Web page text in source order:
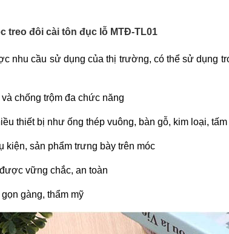
treo đôi cài tôn đục lỗ MTĐ-TL01
nhu cầu sử dụng của thị trường, có thể sử dụng
chống trộm đa chức năng
thiết bị như ống thép vuông, bàn gỗ, kim loại,
kiện, sản phẩm trưng bày trên móc
vững chắc, an toàn
gàng, thẩm mỹ